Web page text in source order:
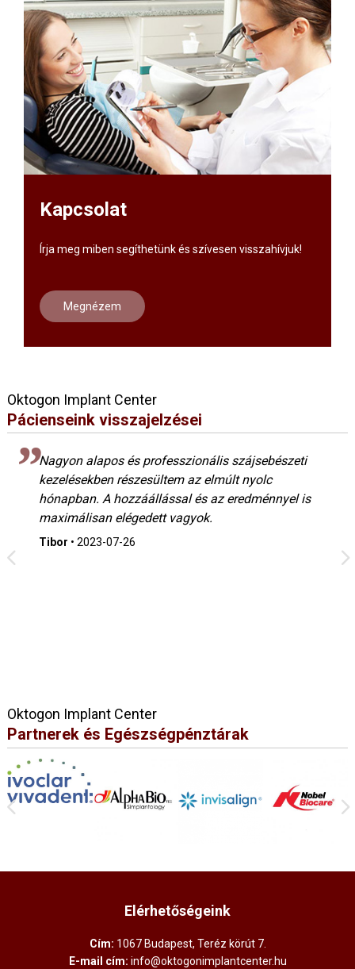
Kapcsolat
Írja meg miben segíthetünk és szívesen visszahívjuk!
Megnézem
Oktogon Implant Center
Pácienseink visszajelzései
Nagyon alapos és professzionális szájsebészeti
kezelésekben részesültem az elmúlt nyolc
hónapban. A hozzáállással és az eredménnyel is
maximálisan elégedett vagyok.
Tibor • 2023-07-26
Oktogon Implant Center
Partnerek és Egészségpénztárak
Elérhetőségeink
Cím: 1067 Budapest, Teréz körút 7.
E-mail cím: info@oktogonimplantcenter.hu